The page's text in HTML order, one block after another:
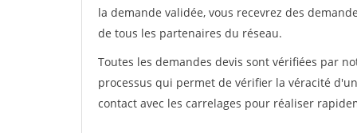
la demande validée, vous recevrez des
de tous les partenaires du réseau.
Toutes les demandes devis sont vérifiées par
processus qui permet de vérifier la véracité
contact avec les carrelages pour réaliser